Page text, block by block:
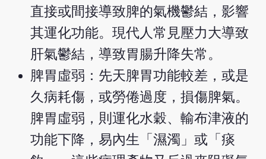
直接或間接導致脾的氣機鬱結，影響
其運化功能。現代人常見壓力大導致
肝氣鬱結，導致胃腸升降失常。
脾胃虛弱：先天脾胃功能較差，或是
久病耗傷，或勞倦過度，損傷脾氣。
脾胃虛弱，則運化水穀、輸布津液的
功能下降，易內生「濕濁」或「痰